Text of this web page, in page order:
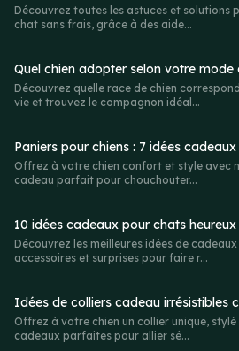
Découvrez toutes les astuces et solutions
chat sans frais, grâce à des aide...
Quel chien adopter selon votre mode
Découvrez quelle race de chien
vie et trouvez le compagnon idéal...
Paniers pour chiens : 7 idées
Offrez à votre chien confort et style avec
cadeau parfait pour chouchouter...
10 idées cadeaux pour chats heureux
Découvrez les meilleures idées de
accessoires et surprises pour faire r...
Idées de colliers cadeau irrésistibles
Offrez à votre chien un collier unique,
cadeaux parfaites pour allier sé...